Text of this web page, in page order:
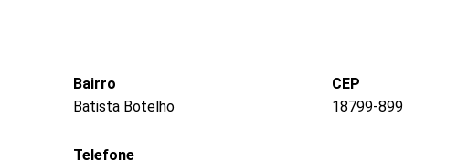
Bairro
Batista Botelho
CEP
18799-899
Telefone